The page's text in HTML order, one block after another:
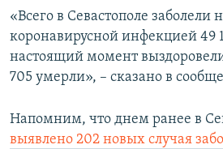
«Всего в Севастополе заболели
коронавирусной инфекцией 49
настоящий момент
705 умерли», – сказано в
Напомним, что днем ранее в
выявлено 202 новых случая